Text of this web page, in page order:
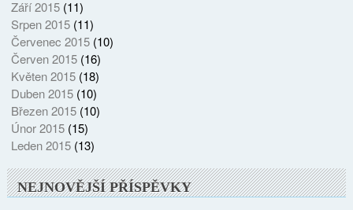
Září 2015(11)
Srpen 2015(11)
Červenec 2015(10)
Červen 2015(16)
Květen 2015(18)
Duben 2015(10)
Březen 2015(10)
Únor 2015(15)
Leden 2015(13)
NEJNOVĚJŠÍ PŘÍSPĚVKY